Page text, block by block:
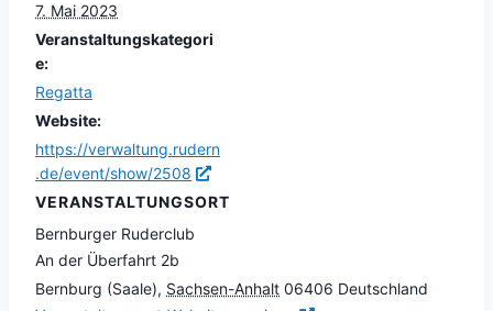
7. Mai 2023
Veranstaltungskategori
e:
Regatta
Website:
https://verwaltung.rudern
.de/event/show/2508
VERANSTALTUNGSORT
Bernburger Ruderclub
An der Überfahrt 2b
Bernburg (Saale), Sachsen-Anhalt 06406 Deutschland